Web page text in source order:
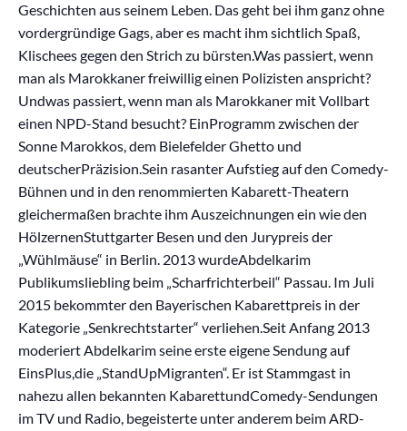
Geschichten aus seinem Leben. Das geht bei ihm ganz ohne
vordergründige Gags, aber es macht ihm sichtlich Spaß,
Klischees gegen den Strich zu bürsten.Was passiert, wenn
man als Marokkaner freiwillig einen Polizisten anspricht?
Undwas passiert, wenn man als Marokkaner mit Vollbart
einen NPD-Stand besucht? EinProgramm zwischen der
Sonne Marokkos, dem Bielefelder Ghetto und
deutscherPräzision.Sein rasanter Aufstieg auf den Comedy-
Bühnen und in den renommierten Kabarett-Theatern
gleichermaßen brachte ihm Auszeichnungen ein wie den
HölzernenStuttgarter Besen und den Jurypreis der
„Wühlmäuse“ in Berlin. 2013 wurdeAbdelkarim
Publikumsliebling beim „Scharfrichterbeil“ Passau. Im Juli
2015 bekommter den Bayerischen Kabarettpreis in der
Kategorie „Senkrechtstarter“ verliehen.Seit Anfang 2013
moderiert Abdelkarim seine erste eigene Sendung auf
EinsPlus,die „StandUpMigranten“. Er ist Stammgast in
nahezu allen bekannten KabarettundComedy-Sendungen
im TV und Radio, begeisterte unter anderem beim ARD-